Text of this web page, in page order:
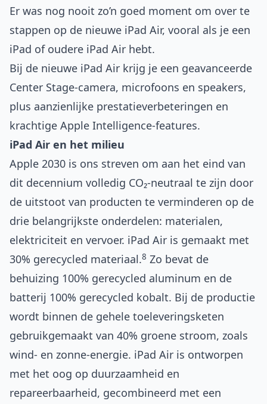
Er was nog nooit zo’n goed moment om over te
stappen op de nieuwe iPad Air, vooral als je een
iPad of oudere iPad Air hebt.
Bij de nieuwe iPad Air krijg je een geavanceerde
Center Stage-camera, microfoons en speakers,
plus aanzienlijke prestatieverbeteringen en
krachtige Apple Intelligence-features.
iPad Air en het milieu
Apple 2030 is ons streven om aan het eind van
dit decennium volledig CO₂-neutraal te zijn door
de uitstoot van producten te verminderen op de
drie belangrijkste onderdelen: materialen,
elektriciteit en vervoer. iPad Air is gemaakt met
30% gerecycled materiaal.8 Zo bevat de
behuizing 100% gerecycled aluminum en de
batterij 100% gerecycled kobalt. Bij de productie
wordt binnen de gehele toeleveringsketen
gebruikgemaakt van 40% groene stroom, zoals
wind‑ en zonne-energie. iPad Air is ontworpen
met het oog op duurzaamheid en
repareerbaarheid, gecombineerd met een